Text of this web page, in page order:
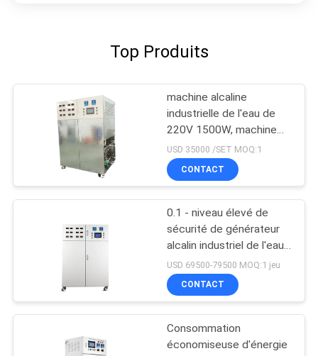
Top Produits
machine alcaline
industrielle de l'eau de
220V 1500W, machine
commerciale d'Ionizer de
l'eau 100L/H
USD 35000 /SET MOQ:1
CONTACT
0.1 - niveau élevé de
sécurité de générateur
alcalin industriel de l'eau
0.3Mpa pour la
stérilisation
USD 69500-79500 MOQ:1 jeu
CONTACT
Consommation
économiseuse d'énergie